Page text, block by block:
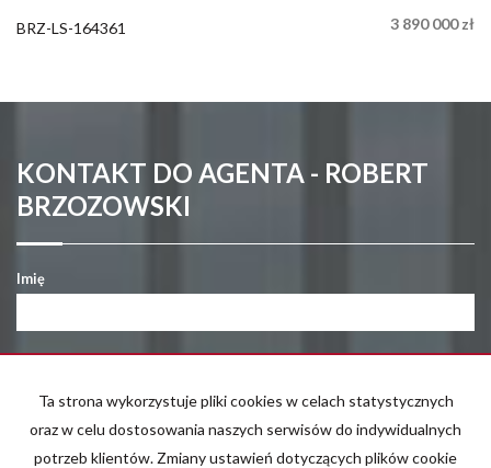
BRZ-LS-164361 3 890 000 zł
KONTAKT DO AGENTA - ROBERT
BRZOZOWSKI
Imię
E-mail
Telefon komórkowy
Ta strona wykorzystuje pliki cookies w celach statystycznych
oraz w celu dostosowania naszych serwisów do indywidualnych
potrzeb klientów. Zmiany ustawień dotyczących plików cookie